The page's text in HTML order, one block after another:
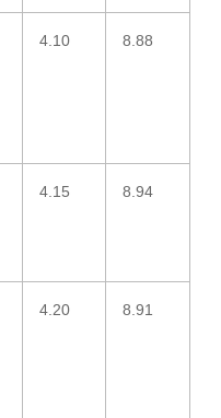
4.10 8.88
4.15 8.94
4.20 8.91